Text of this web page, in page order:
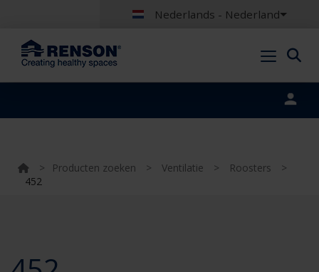
Nederlands - Nederland
> Producten zoeken > Ventilatie > Roosters
>
452